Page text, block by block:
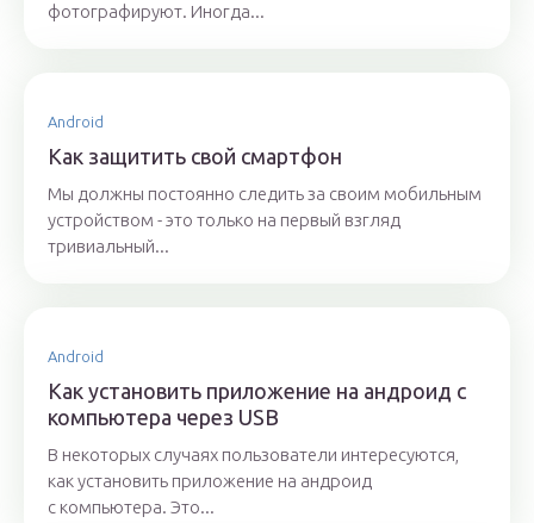
фотографируют. Иногда...
Android
Как защитить свой смартфон
Мы должны постоянно следить за своим мобильным
устройством - это только на первый взгляд
тривиальный...
Android
Как установить приложение на андроид с
компьютера через USB
В некоторых случаях пользователи интересуются,
как установить приложение на андроид
с компьютера. Это...